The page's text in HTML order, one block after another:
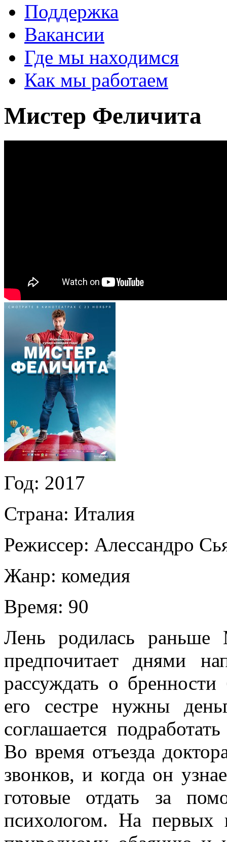
Поддержка
Вакансии
Где мы находимся
Как мы работаем
Мистер Феличита
Год: 2017
Страна: Италия
Режиссер: Алессандро
Жанр: комедия
Время: 90
Лень родилась раньше
предпочитает днями
рассуждать о
его сестре нужны
соглашается
Во время отъезда
звонков, и когда он
готовые отдать за
психологом. На первых